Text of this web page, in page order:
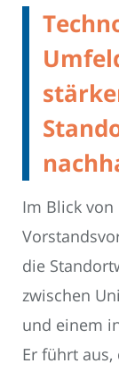
Im Blick von
die
zwischen
und einem
Er führt aus,